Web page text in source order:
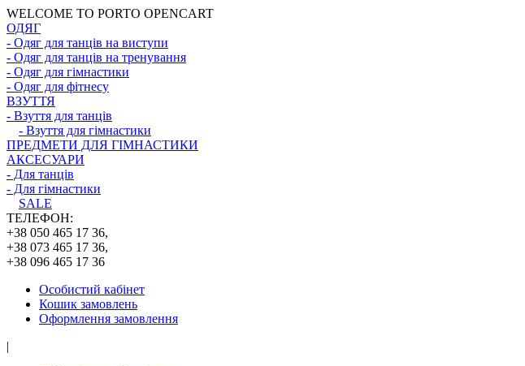
WELCOME TO PORTO OPENCART
ОДЯГ
- Одяг для танців на виступи
- Одяг для танців на тренування
- Одяг для гімнастики
- Одяг для фітнесу
ВЗУТТЯ
- Взуття для танців
- Взуття для гімнастики
ПРЕДМЕТИ ДЛЯ ГІМНАСТИКИ
АКСЕСУАРИ
- Для танців
- Для гімнастики
SALE
ТЕЛЕФОН:
+38 050 465 17 36,
+38 073 465 17 36,
+38 096 465 17 36
Особистий кабінет
Кошик замовлень
Оформлення замовлення
|